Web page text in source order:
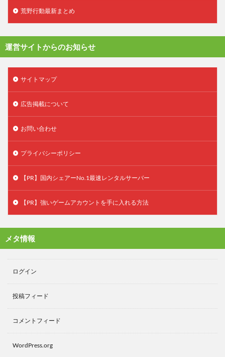
荒野行動最新まとめ
運営サイトからのお知らせ
サイトマップ
広告掲載について
お問い合わせ
プライバシーポリシー
【PR】国内シェアーNo.1最速レンタルサーバー
【PR】強いゲームアカウントを手に入れる方法
メタ情報
ログイン
投稿フィード
コメントフィード
WordPress.org